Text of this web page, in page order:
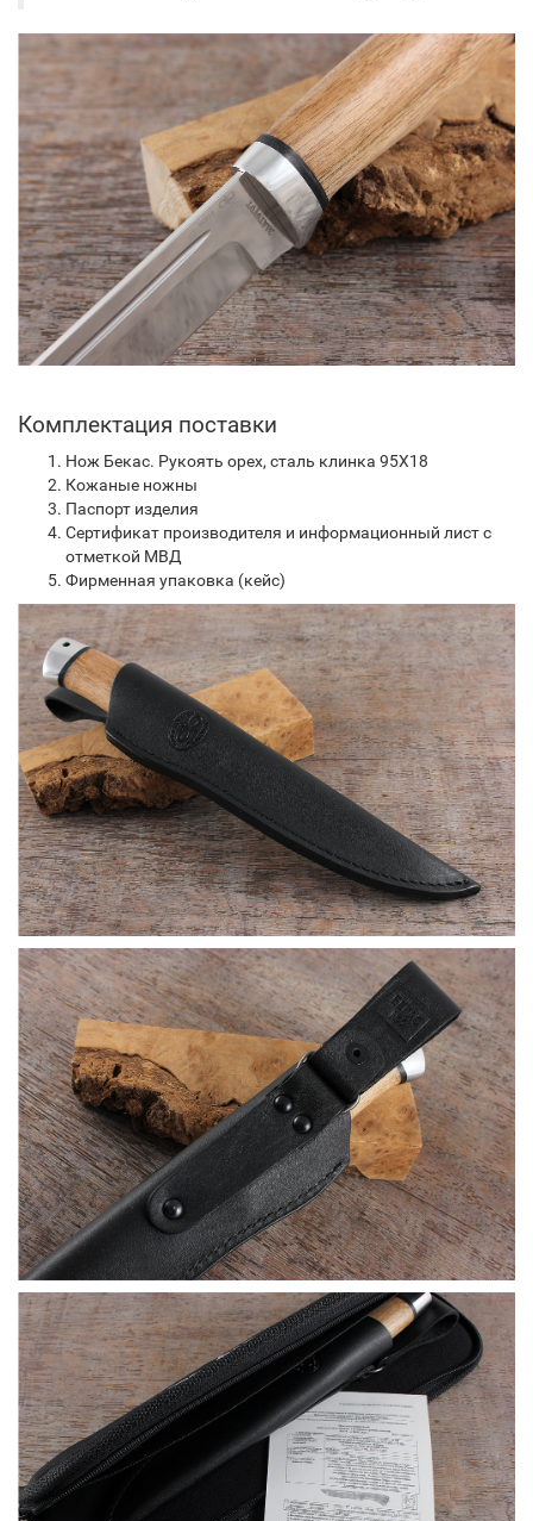
Комплектация поставки
Нож Бекас. Рукоять орех, сталь клинка 95Х18
Кожаные ножны
Паспорт изделия
Сертификат производителя и информационный лист с
отметкой МВД
Фирменная упаковка (кейс)